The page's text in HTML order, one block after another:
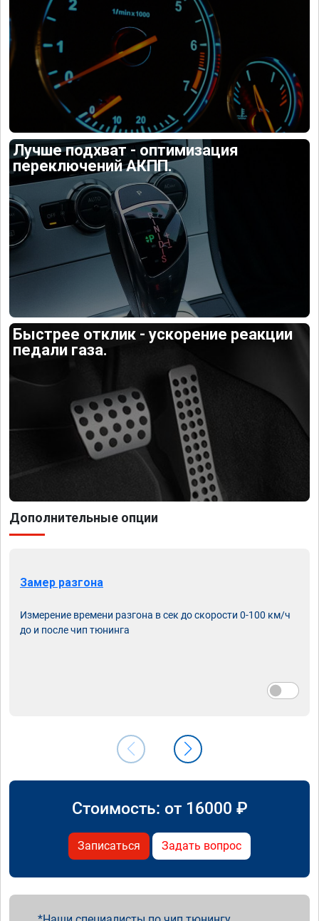
Лучше подхват - оптимизация
переключений АКПП.
Быстрее отклик - ускорение реакции
педали газа.
Дополнительные опции
Замер разгона
Измерение времени разгона в сек до скорости 0-100 км/ч
до и после чип тюнинга
Стоимость: от 16000 ₽
Записаться Задать вопрос